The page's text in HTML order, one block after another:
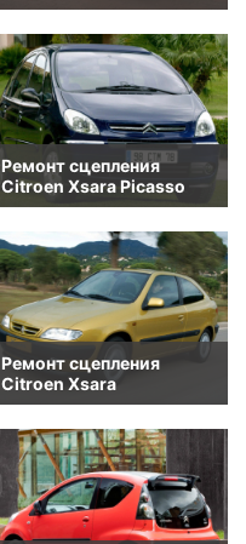
Ремонт сцепления
Citroen Xsara Picasso
Ремонт сцепления
Citroen Xsara